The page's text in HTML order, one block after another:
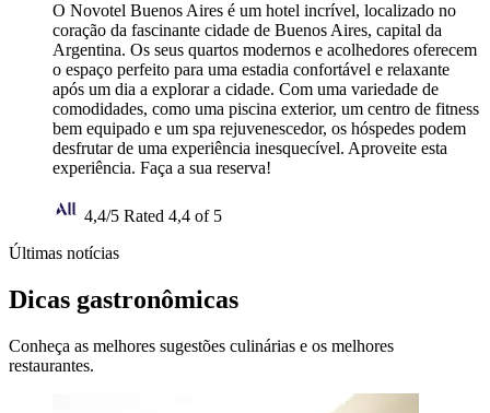
O Novotel Buenos Aires é um hotel incrível, localizado no
coração da fascinante cidade de Buenos Aires, capital da
Argentina. Os seus quartos modernos e acolhedores oferecem
o espaço perfeito para uma estadia confortável e relaxante
após um dia a explorar a cidade. Com uma variedade de
comodidades, como uma piscina exterior, um centro de fitness
bem equipado e um spa rejuvenescedor, os hóspedes podem
desfrutar de uma experiência inesquecível. Aproveite esta
experiência. Faça a sua reserva!
4,4/5 Rated 4,4 of 5
Últimas notícias
Dicas gastronômicas
Conheça as melhores sugestões culinárias e os melhores
restaurantes.